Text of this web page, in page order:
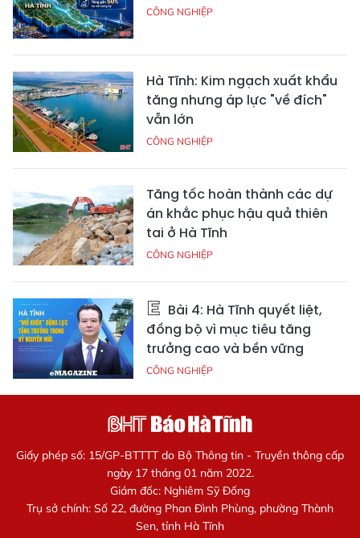
CÔNG NGHIỆP
Hà Tĩnh: Kim ngạch xuất khẩu
tăng nhưng áp lực "về đích"
vẫn lớn
CÔNG NGHIỆP
Tăng tốc hoàn thành các dự
án khắc phục hậu quả thiên
tai ở Hà Tĩnh
CÔNG NGHIỆP
Bài 4: Hà Tĩnh quyết liệt,
đồng bộ vì mục tiêu tăng
trưởng cao và bền vững
CÔNG NGHIỆP
Giấy phép số: 15/GP-BTTTT do Bộ Thông tin - Truyền thông cấp
ngày 17 tháng 01 năm 2022.
Giám đốc: Nghiêm Sỹ Đống
Trụ sở chính: Số 22, đường Phan Đình Phùng, phường Thành
Sen, tỉnh Hà Tĩnh